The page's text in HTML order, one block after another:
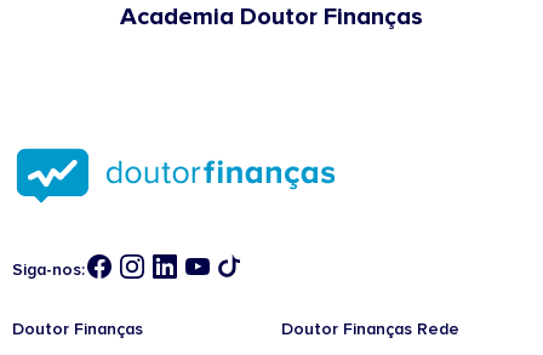
Academia Doutor Finanças
Siga-nos:
Doutor Finanças Doutor Finanças Rede